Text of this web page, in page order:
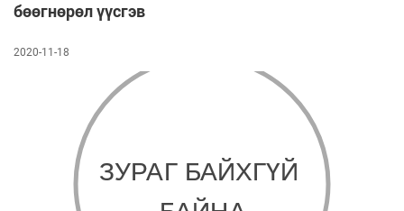
бөөгнөрөл үүсгэв
2020-11-18